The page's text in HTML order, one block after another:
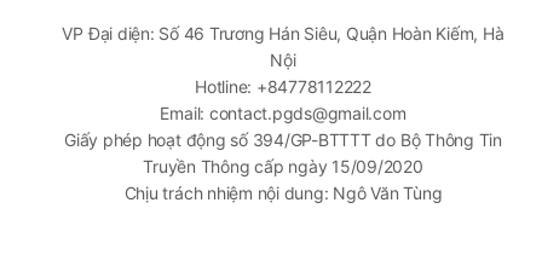
VP Đại diện: Số 46 Trương Hán Siêu, Quận Hoàn Kiếm, Hà
Nội
Hotline: +84778112222
Email: contact.pgds@gmail.com
Giấy phép hoạt động số 394/GP-BTTTT do Bộ Thông Tin
Truyền Thông cấp ngày 15/09/2020
Chịu trách nhiệm nội dung: Ngô Văn Tùng